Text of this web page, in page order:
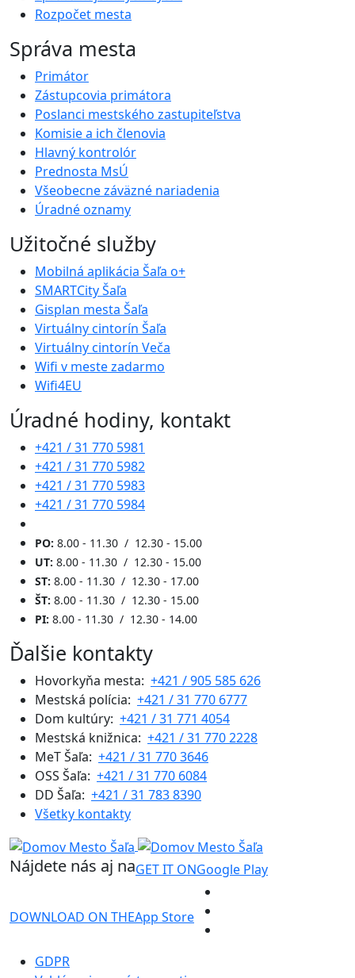
Rozpočet mesta
Správa mesta
Primátor
Zástupcovia primátora
Poslanci mestského zastupiteľstva
Komisie a ich členovia
Hlavný kontrolór
Prednosta MsÚ
Všeobecne záväzné nariadenia
Úradné oznamy
Užitočné služby
Mobilná aplikácia Šaľa o+
SMARTCity Šaľa
Gisplan mesta Šaľa
Virtuálny cintorín Šaľa
Virtuálny cintorín Veča
Wifi v meste zadarmo
Wifi4EU
Úradné hodiny, kontakt
+421 / 31 770 5981
+421 / 31 770 5982
+421 / 31 770 5983
+421 / 31 770 5984
PO: 8.00 - 11.30 / 12.30 - 15.00
UT: 8.00 - 11.30 / 12.30 - 15.00
ST: 8.00 - 11.30 / 12.30 - 17.00
ŠT: 8.00 - 11.30 / 12.30 - 15.00
PI: 8.00 - 11.30 / 12.30 - 14.00
Ďalšie kontakty
Hovorkyňa mesta: +421 / 905 585 626
Mestská polícia: +421 / 31 770 6777
Dom kultúry: +421 / 31 771 4054
Mestská knižnica: +421 / 31 770 2228
MeT Šaľa: +421 / 31 770 3646
OSS Šaľa: +421 / 31 770 6084
DD Šaľa: +421 / 31 783 8390
Všetky kontakty
Nájdete nás aj naGET IT ONGoogle Play
DOWNLOAD ON THEApp Store
GDPR